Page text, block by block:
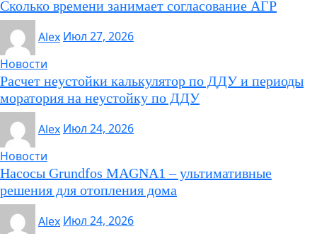
Сколько времени занимает согласование АГР
Alex Июл 27, 2026
Новости
Расчет неустойки калькулятор по ДДУ и периоды
моратория на неустойку по ДДУ
Alex Июл 24, 2026
Новости
Насосы Grundfos MAGNA1 – ультимативные
решения для отопления дома
Alex Июл 24, 2026